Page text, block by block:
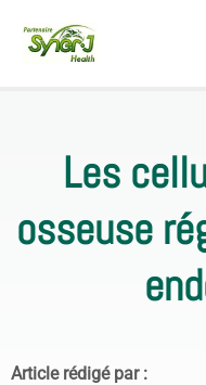
Les
osseuse
Article rédigé par :